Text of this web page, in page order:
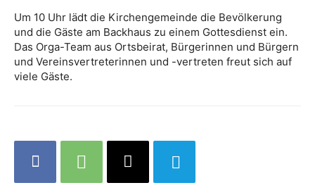
Um 10 Uhr lädt die Kirchengemeinde die Bevölkerung
und die Gäste am Backhaus zu einem Gottesdienst ein.
Das Orga-Team aus Ortsbeirat, Bürgerinnen und Bürgern
und Vereinsvertreterinnen und -vertreten freut sich auf
viele Gäste.